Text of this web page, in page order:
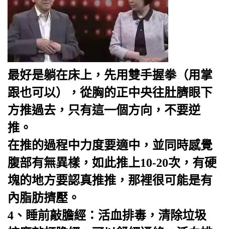
最好是躺在床上，先用雙手握拳（用掌
跟也可以），從胸的正中央往肚臍眼下
方推過去，只有這一個方向，不要逆
推。
在推的過程中力度要適中，並同時感覺
腹部有無異樣，如此推上10-20次，有硬
塊的地方要認真推推，那裡很可能是有
內脂肪擠壓。
4、睡前敲膽經：活血排毒，清除垃圾